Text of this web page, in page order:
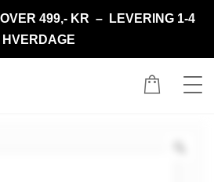
499,- KR – LEVERING 1-4
HVERDAGE